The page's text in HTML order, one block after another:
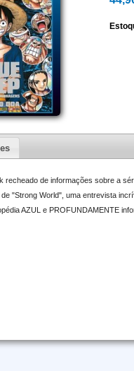
recheado de informações sobre a
"Strong World", uma entrevista
AZUL e PROFUNDAMENTE